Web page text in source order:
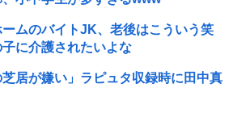
ームのバイトJK、老後はこういう笑
に介護されたいよな
居が嫌い」ラピュタ収録時に田中真